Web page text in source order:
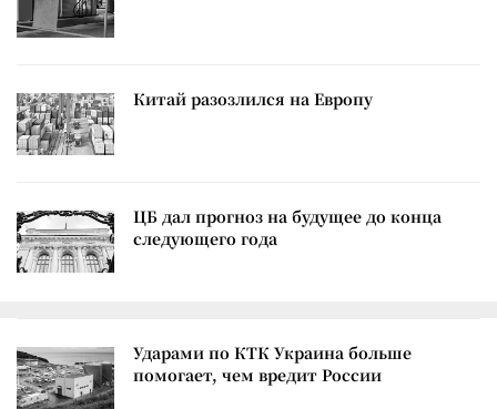
Китай разозлился на Европу
ЦБ дал прогноз на будущее до конца
следующего года
Ударами по КТК Украина больше
помогает, чем вредит России